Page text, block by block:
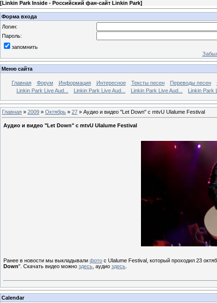
[Linkin Park Inside - Российский фан-сайт Linkin Park]
Форма входа
Логин:
Пароль:
запомнить
Меню сайта
Главная Форум Информация Интересное Тексты песен Переводы песен
Linkin Park Live Aud...
Linkin Park Live Aud... Linkin Park Live Aud... Linkin Park
Главная » 2009 » Октябрь » 27 » Аудио и видео "Let Down" с mtvU Ulalume Festival
Аудио и видео "Let Down" с mtvU Ulalume Festival
Ранее в новости мы выкладывали фото с Ulalume Festival, который проходил 23
Down". Cкачать видео можно здесь , аудио здесь
Calendar